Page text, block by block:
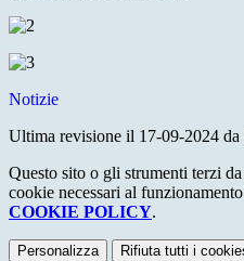
Notizie
Ultima revisione il 17-09-2024 da
Questo sito o gli strumenti terzi
cookie necessari al
COOKIE POLICY.
Personalizza Rifiuta tutti i